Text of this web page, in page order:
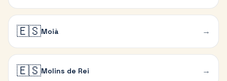
🇪🇸Moià →
🇪🇸Molins de Rei →